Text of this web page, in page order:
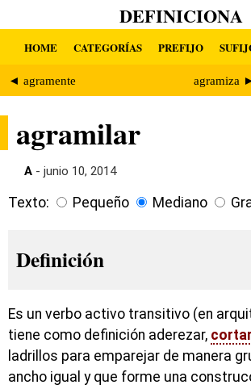
DEFINICIONA
HOME CATEGORÍAS PREFIJO
◄ agramente agramiza
agramilar
A - junio 10, 2014
Texto: Pequeño Mediano
Definición
Es un verbo activo transitivo (en
tiene como definición aderezar, cortar
ladrillos para emparejar de manera
ancho igual y que forme una